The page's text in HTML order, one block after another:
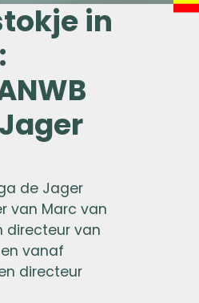
in
de Jager
van Marc van
directeur van
vanaf
directeur